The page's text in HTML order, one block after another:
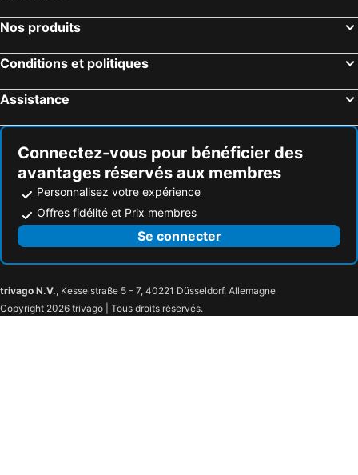
Nos produits
Conditions et politiques
Assistance
Connectez-vous pour bénéficier des
avantages réservés aux membres
Personnalisez votre expérience
Offres fidélité et Prix membres
Se connecter
trivago N.V., Kesselstraße 5 – 7, 40221 Düsseldorf, Allemagne
Copyright 2026 trivago | Tous droits réservés.